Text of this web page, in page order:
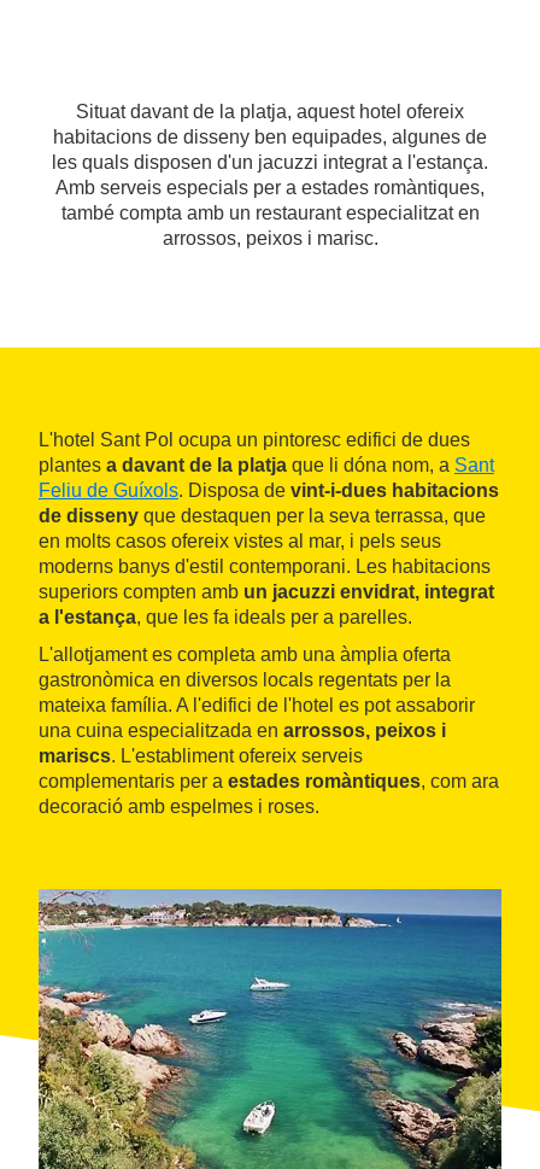
Situat davant de la platja, aquest hotel ofereix
habitacions de disseny ben equipades, algunes de
les quals disposen d'un jacuzzi integrat a l'estança.
Amb serveis especials per a estades romàntiques,
també compta amb un restaurant especialitzat en
arrossos, peixos i marisc.
L'hotel Sant Pol ocupa un pintoresc edifici de dues
plantes a davant de la platja que li dóna nom, a Sant
Feliu de Guíxols. Disposa de vint-i-dues habitacions
de disseny que destaquen per la seva terrassa, que
en molts casos ofereix vistes al mar, i pels seus
moderns banys d'estil contemporani. Les habitacions
superiors compten amb un jacuzzi envidrat, integrat
a l'estança, que les fa ideals per a parelles.
L'allotjament es completa amb una àmplia oferta
gastronòmica en diversos locals regentats per la
mateixa família. A l'edifici de l'hotel es pot assaborir
una cuina especialitzada en arrossos, peixos i
mariscs. L'establiment ofereix serveis
complementaris per a estades romàntiques, com ara
decoració amb espelmes i roses.